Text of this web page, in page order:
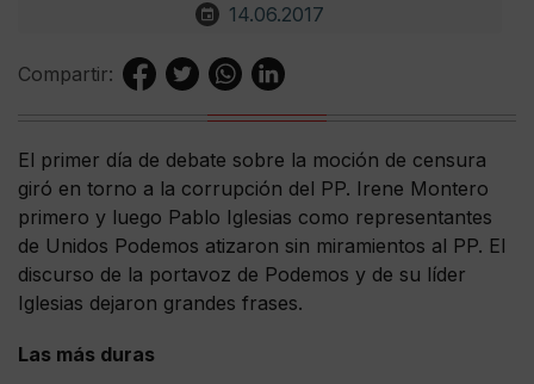
14.06.2017
Compartir:
El primer día de debate sobre la moción de censura
giró en torno a la corrupción del PP. Irene Montero
primero y luego Pablo Iglesias como representantes
de Unidos Podemos atizaron sin miramientos al PP. El
discurso de la portavoz de Podemos y de su líder
Iglesias dejaron grandes frases.
Las más duras